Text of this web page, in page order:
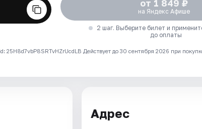
от 1 849 ₽
на Яндекс Афише
2 шаг. Выберите билет и
до оплаты
Действует до 30 сентября 2026 при
Адрес